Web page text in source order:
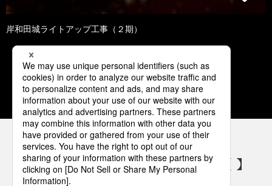
岸和田城ライトアップ工事（２期）
1 2 3 4 5
パナソニックの電気設備 SNSアカウント